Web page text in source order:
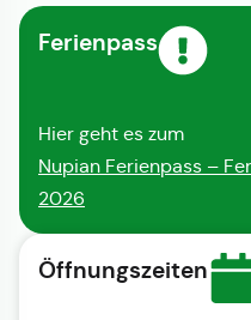
Ferienpass
Hier geht es zum
Nupian Ferienpass –
2026
Öffnungszeiten